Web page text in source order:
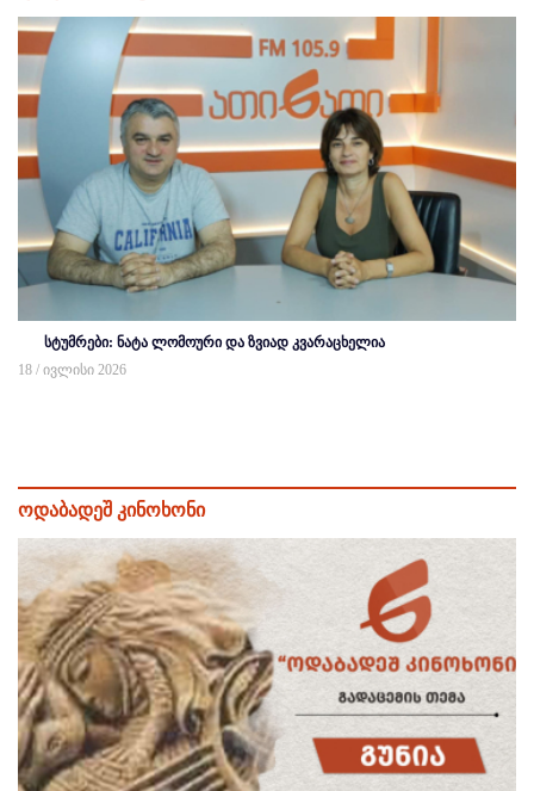
სტუმრები: ნატა ლომოური და ზვიად კვარაცხელია
18 / ივლისი 2026
ოდაბადეშ კინოხონი